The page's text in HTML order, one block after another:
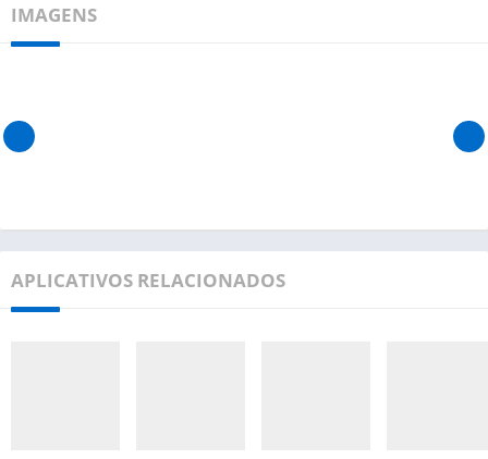
IMAGENS
APLICATIVOS RELACIONADOS